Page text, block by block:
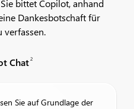
bittet Copilot, anhand
Dankesbotschaft für
verfassen.
Chat2
Sie auf Grundlage der